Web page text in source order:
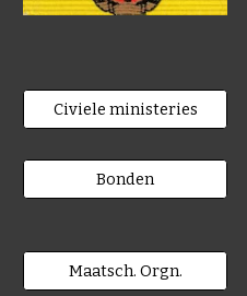
Civiele ministeries
Bonden
Maatsch. Orgn.